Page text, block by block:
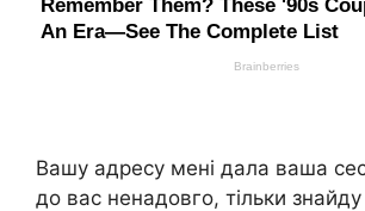
Вашу адресу мені дала ваша
до вас ненадовго, тільки знайду